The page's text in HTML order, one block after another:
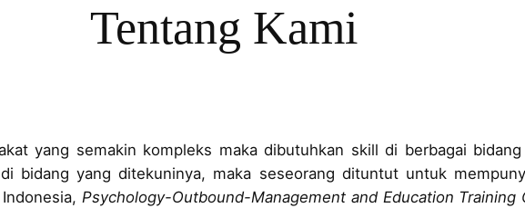
Tentang Kami
yang semakin kompleks maka dibutuhkan skill di berbagai
bidang yang ditekuninya, maka seseorang dituntut untuk
Indonesia,Psychology-Outbound-Management and Education Training